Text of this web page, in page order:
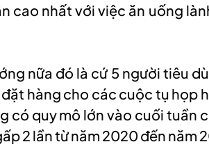
cao nhất với việc ăn uống
nữa đó là cứ 5 người tiêu
hàng cho các cuộc tụ họp
có quy mô lớn vào cuối tuần
2 lần từ năm 2020 đến năm